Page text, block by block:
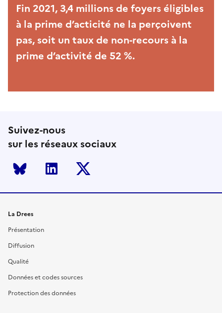
Fin 2021, 3,4 millions de foyers éligibles
à la prime d’acticité ne la perçoivent
pas, soit un taux de non-recours à la
prime d’activité de 52 %.
Suivez-nous
sur les réseaux sociaux
Bluesky LinkedIn
La Drees
Présentation
Diffusion
Qualité
Données et codes sources
Protection des données